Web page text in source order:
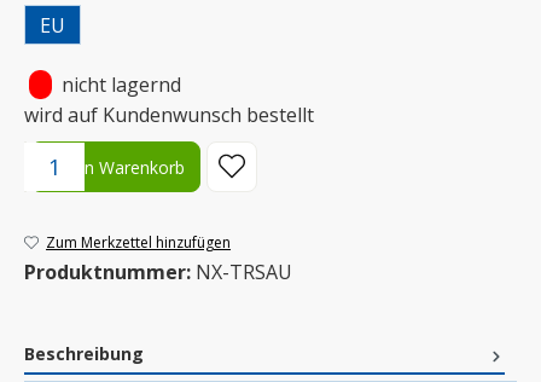
EU
nicht lagernd
wird auf Kundenwunsch bestellt
Produkt Anzahl: Gib den gewünschten Wert ein oder benutze
In den Warenkorb
Zum Merkzettel hinzufügen
Produktnummer: NX-TRSAU
Beschreibung